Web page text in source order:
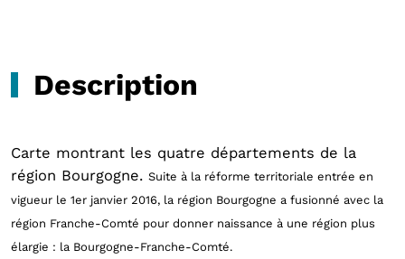
Description
Carte montrant les quatre départements de la
région Bourgogne. Suite à la réforme territoriale entrée en
vigueur le 1er janvier 2016, la région Bourgogne a fusionné avec la
région Franche-Comté pour donner naissance à une région plus
élargie : la Bourgogne-Franche-Comté.